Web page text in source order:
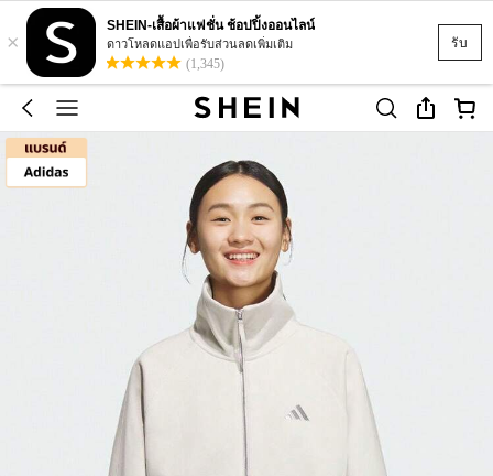
รับ
×
SHEIN-เสื้อผ้าแฟชั่น ช้อปปิ้งออนไลน์
ดาวโหลดแอปเพื่อรับส่วนลดเพิ่มเติม
(1,345)